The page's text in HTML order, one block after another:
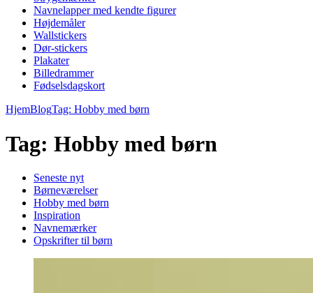
Navnelapper med kendte figurer
Højdemåler
Wallstickers
Dør-stickers
Plakater
Billedrammer
Fødselsdagskort
HjemBlogTag: Hobby med børn
Tag: Hobby med børn
Seneste nyt
Børneværelser
Hobby med børn
Inspiration
Navnemærker
Opskrifter til børn